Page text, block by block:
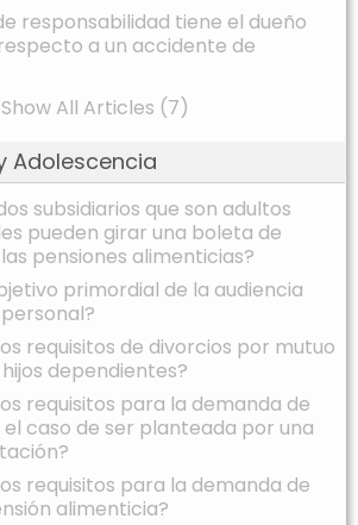
responsabilidad tiene el dueño
a un accidente de
Show All Articles (7)
Adolescencia
subsidiarios que son adultos
pueden girar una boleta de
pensiones alimenticias?
primordial de la audiencia
requisitos de divorcios por mutuo
dependientes?
requisitos para la demanda de
caso de ser planteada por una
requisitos para la demanda de
alimenticia?